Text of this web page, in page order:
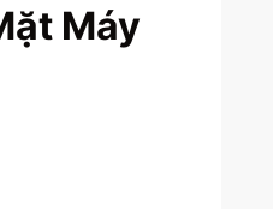
Máy